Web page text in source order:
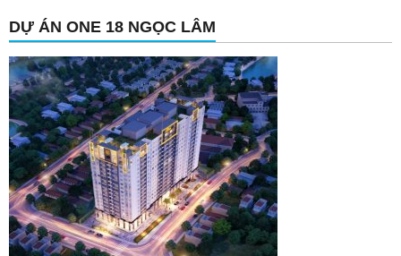
DỰ ÁN ONE 18 NGỌC LÂM